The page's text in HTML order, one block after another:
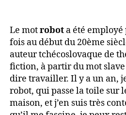
Le motrobot a été
fois au début du 20ème
auteur tchécoslovaque de
fiction, à partir du mot slave
dire travailler. Il y a un an,
robot, qui passe la toile sur
maison, et j’en suis très